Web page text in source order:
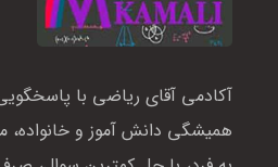
آکادمی آقای ریاضی با
همیشگی دانش آموز و خانواده،